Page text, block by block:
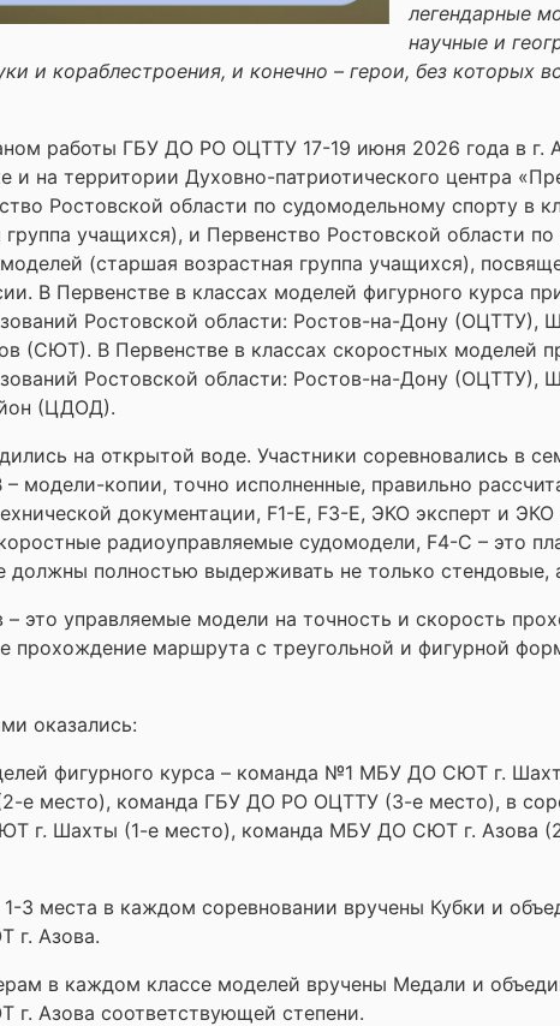
легендарные
научные и
и кораблестроения, и конечно – герои, без которых
работы ГБУ ДО РО ОЦТТУ 17-19 июня 2026 года в
и на территории Духовно-патриотического центра
Ростовской области по судомодельному спорту в
группа учащихся), и Первенство Ростовской области
(старшая возрастная группа учащихся),
В Первенстве в классах моделей фигурного курса
Ростовской области: Ростов-на-Дону (ОЦТТУ),
(СЮТ). В Первенстве в классах скоростных моделей
Ростовской области: Ростов-на-Дону
(ЦДОД).
на открытой воде. Участники соревновались в
модели-копии, точно исполненные, правильно
документации, F1-E, F3-E, ЭКО эксперт и
радиоуправляемые судомодели, F4-C – это
должны полностью выдерживать не только стендовые,
– это управляемые модели на точность и скорость
прохождение маршрута с треугольной и фигурной
оказались:
фигурного курса – команда №1 МБУ ДО СЮТ г.
е место), команда ГБУ ДО РО ОЦТТУ (3-е место), в
г. Шахты (1-е место), команда МБУ ДО СЮТ г. Азова
3 места в каждом соревновании вручены Кубки и
Азова.
в каждом классе моделей вручены Медали и
Азова соответствующей степени.